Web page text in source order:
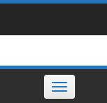
Toggle
navigation